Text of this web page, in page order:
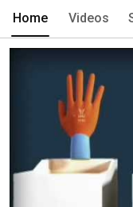
Home Videos